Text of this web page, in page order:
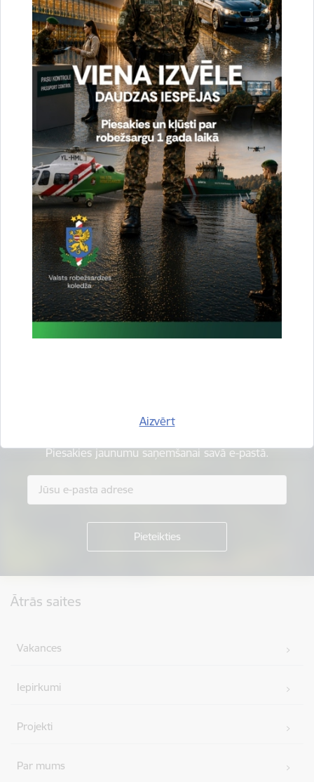
Aizvērt
Drukāt lapu
Dalīties
Vai šī informācija bija noderīga?
Esi pirmais, kas uzzina!
Piesakies jaunumu saņemšanai savā e-pastā.
Ātrās saites
Vakances
Iepirkumi
Projekti
Par mums